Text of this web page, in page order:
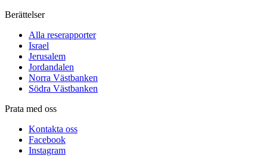
Berättelser
Alla reserapporter
Israel
Jerusalem
Jordandalen
Norra Västbanken
Södra Västbanken
Prata med oss
Kontakta oss
Facebook
Instagram